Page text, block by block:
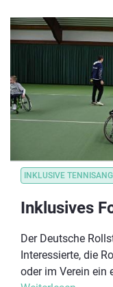
INKLUSIVE
Der Deutsche
Interessierte, die
oder im Verein ein